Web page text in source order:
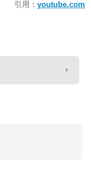
引用： youtube.com